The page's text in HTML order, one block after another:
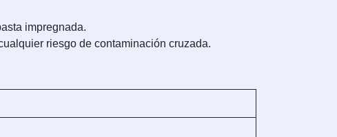
impregnada.
riesgo de contaminación cruzada.